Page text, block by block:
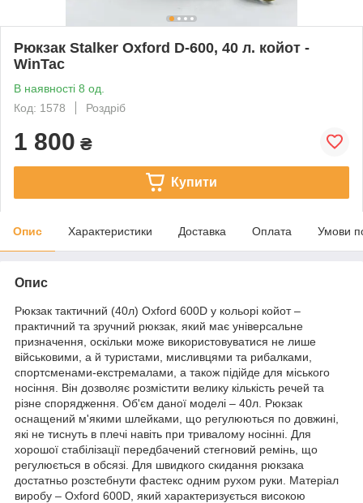
Рюкзак Stalker Oxford D-600, 40 л. койот -
WinTac
В наявності 8 од.
Код: 1578
Роздріб
1 800 ₴
Купити
Опис Характеристики Доставка Оплата Умови
Опис
Рюкзак тактичний (40л) Oxford 600D у кольорі койот –
практичний та зручний рюкзак, який має універсальне
призначення, оскільки може використовуватися не лише
військовими, а й туристами, мисливцями та рибалками,
спортсменами-екстремалами, а також підійде для міського
носіння. Він дозволяє розмістити велику кількість речей та
різне спорядження. Об'єм даної моделі – 40л. Рюкзак
оснащений м'якими шлейками, що регулюються по довжині,
які не тиснуть в плечі навіть при тривалому носінні. Для
хорошої стабілізації передбачений стегновий ремінь, що
регулюється в обсязі. Для швидкого скидання рюкзака
достатньо розстебнути фастекс одним рухом руки. Матеріал
виробу – Oxford 600D, який характеризується високою